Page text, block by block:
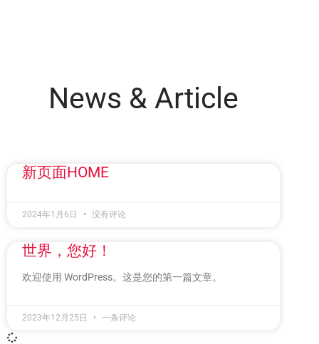
News & Article
新页面HOME
2024年1月6日 没有评论
世界，您好！
欢迎使用 WordPress。这是您的第一篇文章。
2023年12月25日 一条评论